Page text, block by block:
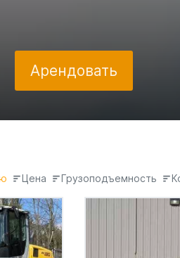
Арендовать
Цена Грузоподъемность